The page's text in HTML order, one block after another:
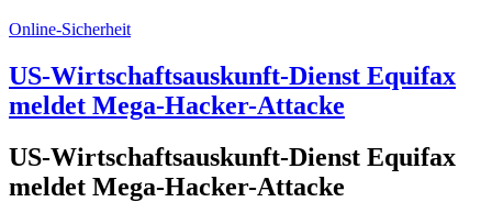
Online-Sicherheit
US-Wirtschaftsauskunft-Dienst Equifax
meldet Mega-Hacker-Attacke
US-Wirtschaftsauskunft-Dienst Equifax
meldet Mega-Hacker-Attacke